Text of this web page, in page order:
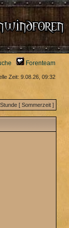
Forenteam
Zeit: 9.08.26, 09:32
[ Sommerzeit ]